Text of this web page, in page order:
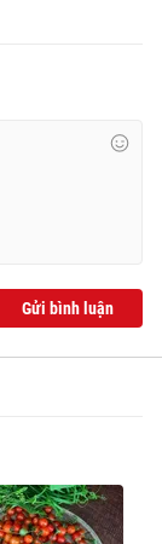
Gửi bình luận